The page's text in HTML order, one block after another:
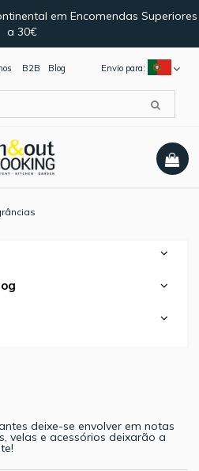
em Encomendas Superiores
a 30€
Envio para:
B2B Blog
deixe-se envolver em notas
velas e acessórios deixarão a